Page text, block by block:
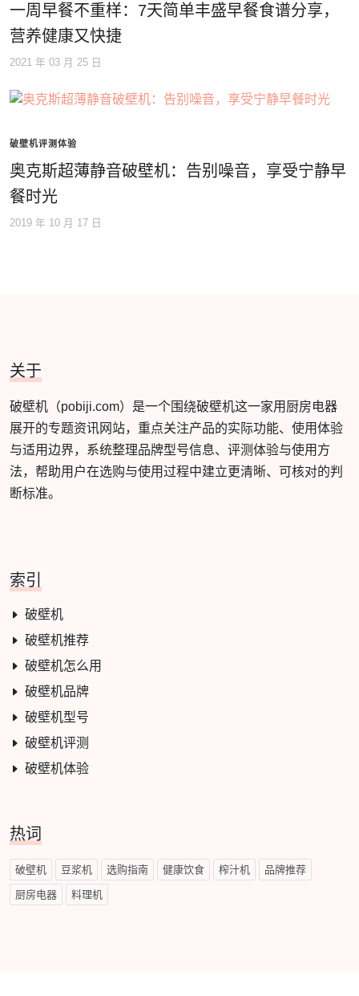
一周早餐不重样：7天简单丰盛早餐食谱分享，
营养健康又快捷
2021 年 03 月 25 日
破壁机评测体验
奥克斯超薄静音破壁机：告别噪音，享受宁静早
餐时光
2019 年 10 月 17 日
关于
破壁机（pobiji.com）是一个围绕破壁机这一家用厨房电器
展开的专题资讯网站，重点关注产品的实际功能、使用体验
与适用边界，系统整理品牌型号信息、评测体验与使用方
法，帮助用户在选购与使用过程中建立更清晰、可核对的判
断标准。
索引
破壁机
破壁机推荐
破壁机怎么用
破壁机品牌
破壁机型号
破壁机评测
破壁机体验
热词
破壁机 豆浆机 选购指南 健康饮食 榨汁机 品牌推荐
厨房电器 料理机